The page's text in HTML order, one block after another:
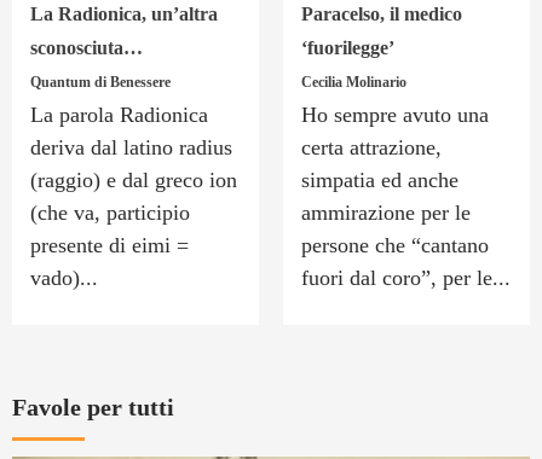
La Radionica, un’altra
sconosciuta…
Quantum di Benessere
La parola Radionica
deriva dal latino radius
(raggio) e dal greco ion
(che va, participio
presente di eimi =
vado)...
Paracelso, il medico
‘fuorilegge’
Cecilia Molinario
Ho sempre avuto una
certa attrazione,
simpatia ed anche
ammirazione per le
persone che “cantano
fuori dal coro”, per le...
Favole per tutti